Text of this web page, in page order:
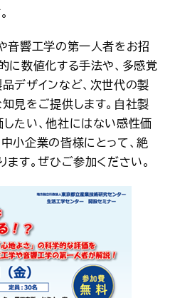
音響工学の第一人者をお招
に数値化する手法や、多感覚
デザインなど、次世代の製
見をご提供します。自社製
たい、他社にはない感性価
小企業の皆様にとって、絶
す。ぜひご参加ください。